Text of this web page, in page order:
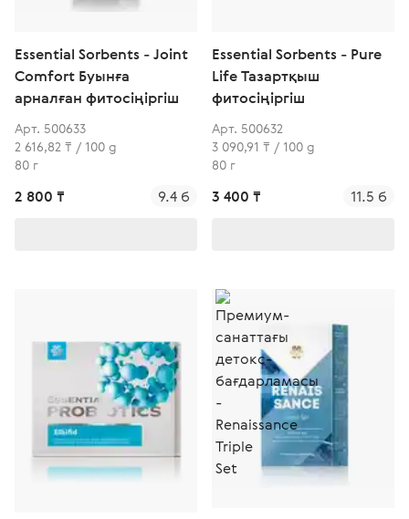
Essential Sorbents - Joint
Comfort Буынға
арналған фитосіңіргіш
Арт. 500633
2 616,82 ₸ / 100 g
80 г
2 800 ₸ 9.4 б
Essential Sorbents - Pure
Life Тазартқыш
фитосіңіргіш
Арт. 500632
3 090,91 ₸ / 100 g
80 г
3 400 ₸ 11.5 б